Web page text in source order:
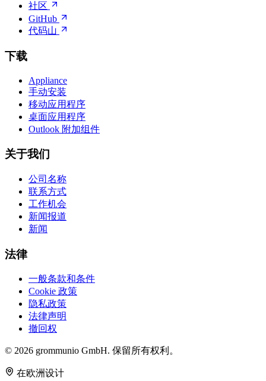
社区
GitHub
代码山
下载
Appliance
手动安装
移动应用程序
桌面应用程序
Outlook 附加组件
关于我们
公司名称
联系方式
工作机会
新闻报道
新闻
法律
一般条款和条件
Cookie 政策
隐私政策
法律声明
撤回权
© 2026 grommunio GmbH. 保留所有权利。
在欧洲设计